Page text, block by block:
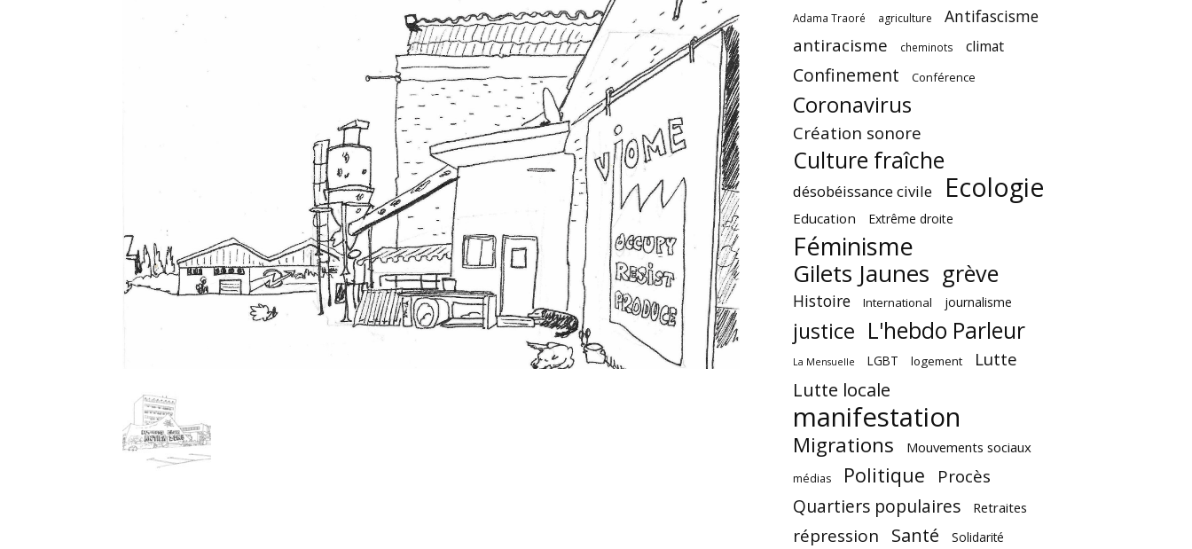
Adama Traoré agriculture Antifascisme
antiracisme cheminots climat
Confinement Conférence
Coronavirus
Création sonore
Culture fraîche
désobéissance civile Ecologie
Education Extrême droite
Féminisme
Gilets Jaunes grève
Histoire International journalisme
justice L'hebdo Parleur
La Mensuelle LGBT logement Lutte
Lutte locale
manifestation
Migrations Mouvements sociaux
médias Politique Procès
Quartiers populaires Retraites
répression Santé Solidarité